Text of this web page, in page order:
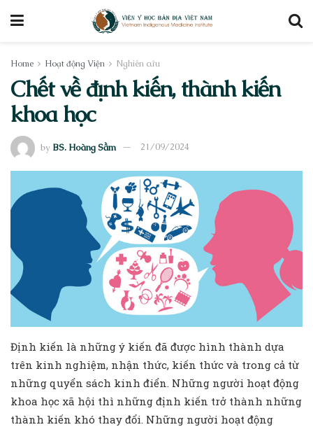
Home Hoạt động Viện Nghiên cứu
Chết về định kiến, thành kiến
khoa học
by BS. Hoàng Sầm 21/09/2024
Định kiến là những ý kiến đã được hình thành dựa
trên kinh nghiệm, nhận thức, kiến thức và trong cả từ
những quyển sách kinh điển. Những người hoạt động
khoa học xã hội thì những định kiến trở thành những
thành kiến khó thay đổi. Những người hoạt động